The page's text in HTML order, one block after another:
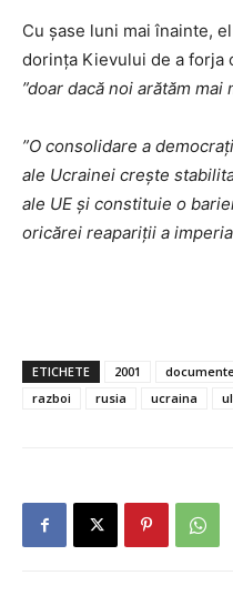
Cu şase luni mai înainte,
dorinţa Kievului de a forja
”doar dacă noi arătăm mai
”O consolidare a
ale Ucrainei creşte
ale UE şi constituie o
oricărei reapariţii a
ETICHETE 2001
razboi
rusia ucraina